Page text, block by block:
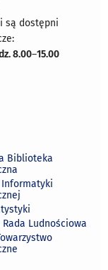
są dostępni
8.00–15.00
Biblioteka
Rada Ludnościowa